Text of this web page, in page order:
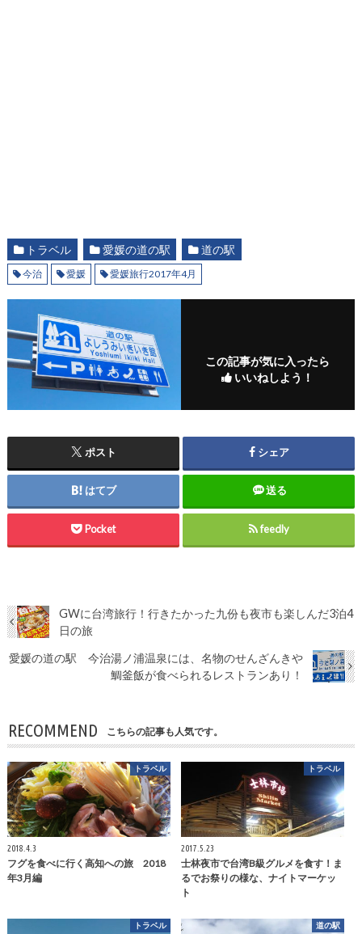
トラベル 愛媛の道の駅 道の駅
今治 愛媛 愛媛旅行2017年4月
この記事が気に入ったら
いいねしよう！
ポスト シェア
はてブ 送る
Pocket feedly
GWに台湾旅行！行きたかった九份も夜市も楽しんだ3泊4
日の旅
愛媛の道の駅 今治湯ノ浦温泉には、名物のせんざんきや
鯛釜飯が食べられるレストランあり！
RECOMMEND こちらの記事も人気です。
トラベル
2018.4.3
フグを食べに行く高知への旅 2018
年3月編
トラベル
2017.5.23
士林夜市で台湾B級グルメを食す！ま
るでお祭りの様な、ナイトマーケッ
ト
トラベル 道の駅